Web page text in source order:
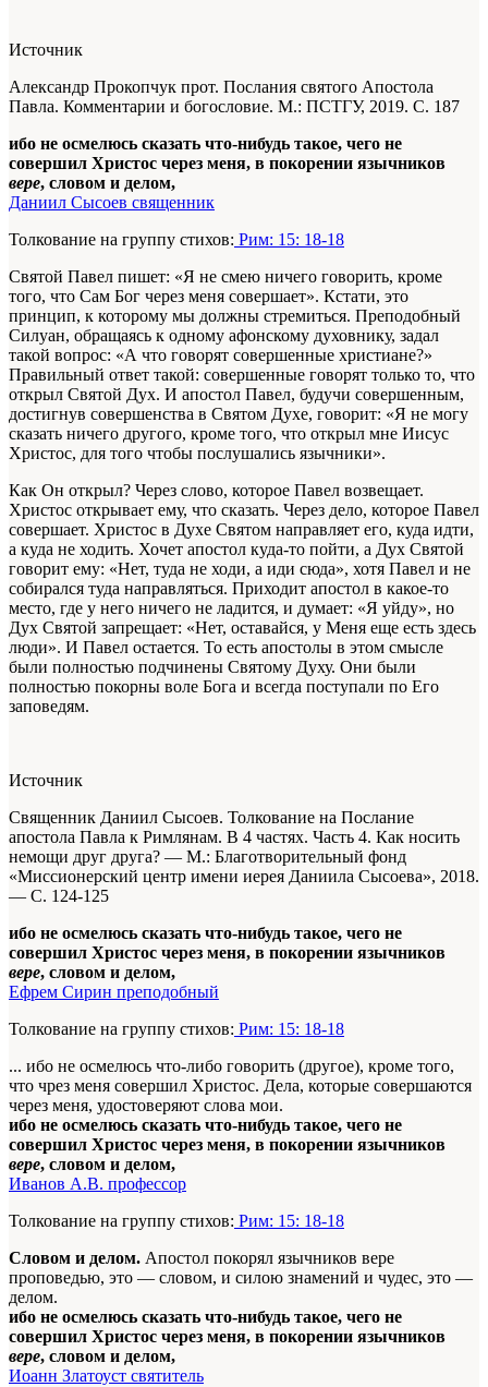
Источник
Александр Прокопчук прот. Послания святого Апостола
Павла. Комментарии и богословие. М.: ПСТГУ, 2019. С. 187
ибо не осмелюсь сказать что-нибудь такое, чего не
совершил Христос через меня, в покорении язычников
вере, словом и делом,
Даниил Сысоев священник
Толкование на группу стихов: Рим: 15: 18-18
Святой Павел пишет: «Я не смею ничего говорить, кроме
того, что Сам Бог через меня совершает». Кстати, это
принцип, к которому мы должны стремиться. Преподобный
Силуан, обращаясь к одному афонскому духовнику, задал
такой вопрос: «А что говорят совершенные христиане?»
Правильный ответ такой: совершенные говорят только то, что
открыл Святой Дух. И апостол Павел, будучи совершенным,
достигнув совершенства в Святом Духе, говорит: «Я не могу
сказать ничего другого, кроме того, что открыл мне Иисус
Христос, для того чтобы послушались язычники».
Как Он открыл? Через слово, которое Павел возвещает.
Христос открывает ему, что сказать. Через дело, которое Павел
совершает. Христос в Духе Святом направляет его, куда идти,
а куда не ходить. Хочет апостол куда-то пойти, а Дух Святой
говорит ему: «Нет, туда не ходи, а иди сюда», хотя Павел и не
собирался туда направляться. Приходит апостол в какое-то
место, где у него ничего не ладится, и думает: «Я уйду», но
Дух Святой запрещает: «Нет, оставайся, у Меня еще есть здесь
люди». И Павел остается. То есть апостолы в этом смысле
были полностью подчинены Святому Духу. Они были
полностью покорны воле Бога и всегда поступали по Его
заповедям.
Источник
Священник Даниил Сысоев. Толкование на Послание
апостола Павла к Римлянам. В 4 частях. Часть 4. Как носить
немощи друг друга? — М.: Благотворительный фонд
«Миссионерский центр имени иерея Даниила Сысоева», 2018.
— С. 124-125
ибо не осмелюсь сказать что-нибудь такое, чего не
совершил Христос через меня, в покорении язычников
вере, словом и делом,
Ефрем Сирин преподобный
Толкование на группу стихов: Рим: 15: 18-18
... ибо не осмелюсь что-либо говорить (другое), кроме того,
что чрез меня совершил Христос. Дела, которые совершаются
через меня, удостоверяют слова мои.
ибо не осмелюсь сказать что-нибудь такое, чего не
совершил Христос через меня, в покорении язычников
вере, словом и делом,
Иванов А.В. профессор
Толкование на группу стихов: Рим: 15: 18-18
Словом и делом. Апостол покорял язычников вере
проповедью, это — словом, и силою знамений и чудес, это —
делом.
ибо не осмелюсь сказать что-нибудь такое, чего не
совершил Христос через меня, в покорении язычников
вере, словом и делом,
Иоанн Златоуст святитель